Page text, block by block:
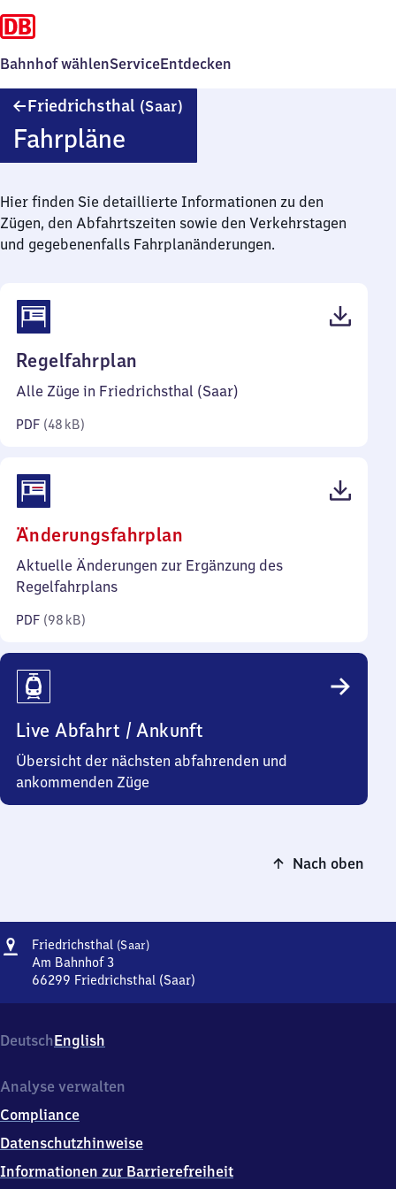
Bahnhof wählenServiceEntdecken
Friedrichsthal (Saar)
Fahrpläne
Hier finden Sie detaillierte Informationen zu den
Zügen, den Abfahrtszeiten sowie den Verkehrstagen
und gegebenenfalls Fahrplanänderungen.
Regelfahrplan
48
Alle Züge in Friedrichsthal (Saar)
PDF (48 kB)
Änderungsfahrplan
98
Aktuelle Änderungen zur Ergänzung des
Regelfahrplans
PDF (98 kB)
Live Abfahrt / Ankunft
Übersicht der nächsten abfahrenden und
ankommenden Züge
Nach oben
Adresse
Friedrichsthal (Saar)Friedrichsthal
Am Bahnhof 3
66299 Friedrichsthal (Saar)
Am
Bahnhof
6
2
9
Friedrichsthal
DeutschEnglish
Analyse verwalten
Compliance
Datenschutzhinweise
Informationen zur Barrierefreiheit